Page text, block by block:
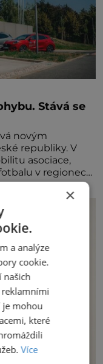
Stává se
novým
republiky. V
asociace,
v regionech.
×
a analýze
cookie.
našich
reklamními
je mohou
které
Více